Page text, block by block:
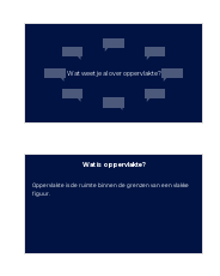
Wat weet je al over oppervlakte?
Wat is oppervlakte?
Oppervlakte is de ruimte binnen de grenzen van een vlakke
figuur.